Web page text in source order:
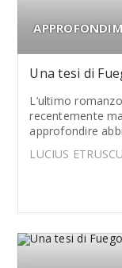
Una tesi di
L’ultimo
recentemente
approfondire
LUCIUS